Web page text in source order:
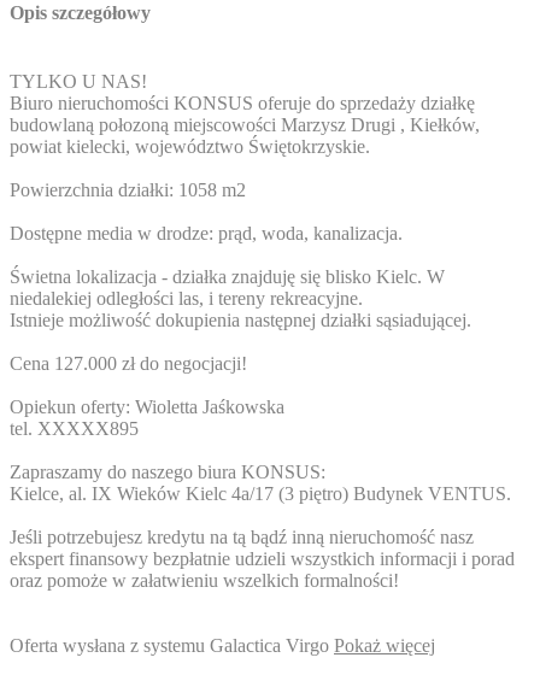
Opis szczegółowy
TYLKO U NAS!
Biuro nieruchomości KONSUS oferuje do sprzedaży działkę
budowlaną połozoną miejscowości Marzysz Drugi , Kiełków,
powiat kielecki, województwo Świętokrzyskie.
Powierzchnia działki: 1058 m2
Dostępne media w drodze: prąd, woda, kanalizacja.
Świetna lokalizacja - działka znajduję się blisko Kielc. W
niedalekiej odległości las, i tereny rekreacyjne.
Istnieje możliwość dokupienia następnej działki sąsiadującej.
Cena 127.000 zł do negocjacji!
Opiekun oferty: Wioletta Jaśkowska
tel. XXXXX895
Zapraszamy do naszego biura KONSUS:
Kielce, al. IX Wieków Kielc 4a/17 (3 piętro) Budynek VENTUS.
Jeśli potrzebujesz kredytu na tą bądź inną nieruchomość nasz
ekspert finansowy bezpłatnie udzieli wszystkich informacji i porad
oraz pomoże w załatwieniu wszelkich formalności!
Oferta wysłana z systemu Galactica Virgo Pokaż więcej